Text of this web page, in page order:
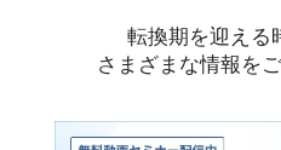
転換期を迎える
さまざまな情報を